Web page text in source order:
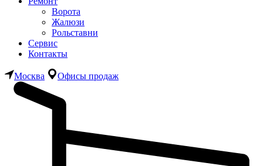
Ворота
Жалюзи
Рольставни
Сервис
Контакты
Москва Офисы продаж